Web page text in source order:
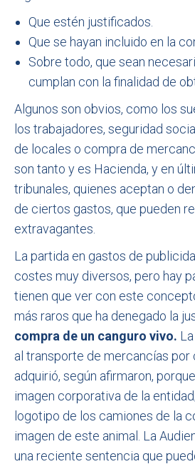
Que estén justificados.
Que se hayan incluido en la
Sobre todo, que sean
cumplan con la finalidad de
Algunos son obvios, como los
los trabajadores, seguridad
de locales o compra de
son tanto y es Hacienda, y en
tribunales, quienes aceptan o
de ciertos gastos, que pueden
extravagantes.
La partida en gastos de
costes muy diversos, pero hay
tienen que ver con este
más raros que ha denegado la
compra de un canguro vivo.
al transporte de mercancías por
adquirió, según afirmaron,
imagen corporativa de la
logotipo de los camiones de la
imagen de este animal. La
una reciente sentencia que